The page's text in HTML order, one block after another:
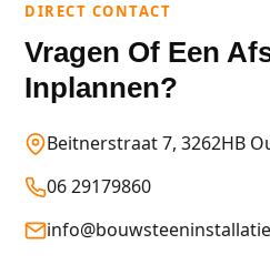
DIRECT CONTACT
Vragen Of Een
Inplannen?
Beitnerstraat 7, 3262HB
06 29179860